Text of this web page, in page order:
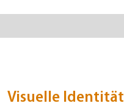
Visuelle Identität